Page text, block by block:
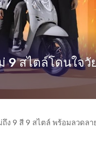
9 สไตล์โดนใจวั
ถึง 9 สี 9 สไตล์ พร้อมลวดล